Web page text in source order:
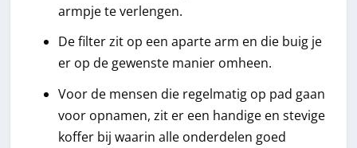
armpje te verlengen.
De filter zit op een aparte arm en die buig je
er op de gewenste manier omheen.
Voor de mensen die regelmatig op pad gaan
voor opnamen, zit er een handige en stevige
koffer bij waarin alle onderdelen goed